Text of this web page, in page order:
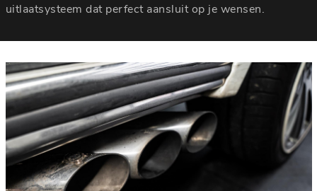
uitlaatsysteem dat perfect aansluit op je wensen.